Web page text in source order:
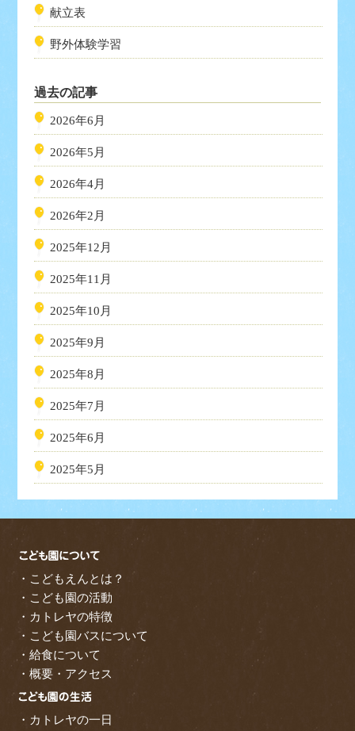
献立表
野外体験学習
過去の記事
2026年6月
2026年5月
2026年4月
2026年2月
2025年12月
2025年11月
2025年10月
2025年9月
2025年8月
2025年7月
2025年6月
2025年5月
・こどもえんとは？
・こども園の活動
・カトレヤの特徴
・こども園バスについて
・給食について
・概要・アクセス
・カトレヤの一日